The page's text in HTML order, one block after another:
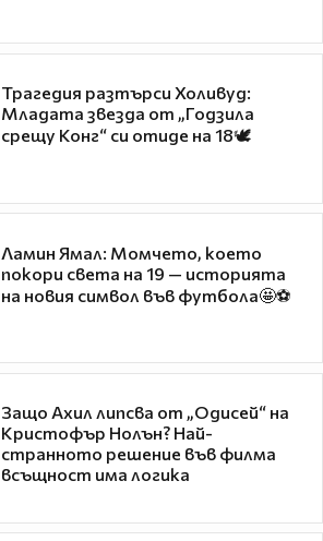
Трагедия разтърси Холивуд:
Младата звезда от „Годзила
срещу Конг“ си отиде на 18🕊️
Ламин Ямал: Момчето, което
покори света на 19 — историята
на новия символ във футбола🤩⚽
Защо Ахил липсва от „Одисей“ на
Кристофър Нолън? Най-
странното решение във филма
всъщност има логика